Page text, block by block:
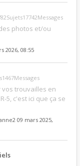
photos et/ou
2026, 08:55
trouvailles en
5, c'est ici que ça se
09 mars 2025,